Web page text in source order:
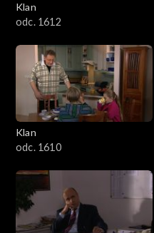
Klan
odc. 1612
Klan
odc. 1610